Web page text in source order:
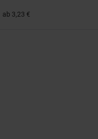
ab 3,23 €